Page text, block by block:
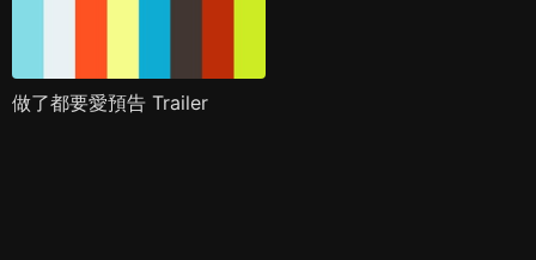
做了都要愛預告 Trailer